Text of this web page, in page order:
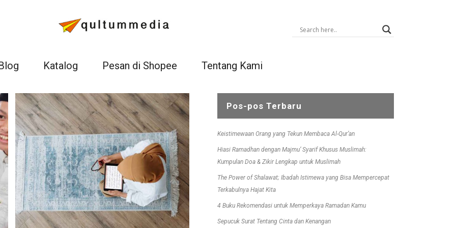
Katalog Pesan di Shopee Tentang Kami
Pos-pos Terbaru
Keistimewaan Orang yang Tekun Membaca Al-Qur’an
Hiasi Ramadhan dengan Majmu’ Syarif Khusus Muslimah:
Kumpulan Doa & Zikir Lengkap untuk Muslimah
The Power of Shalawat; Ibadah Istimewa yang Bisa Mempercepat
Terkabulnya Hajat Kita
4 Buku Rekomendasi untuk Memperkaya Ramadan Kamu
Sepucuk Surat Tentang Cinta dan Kenangan